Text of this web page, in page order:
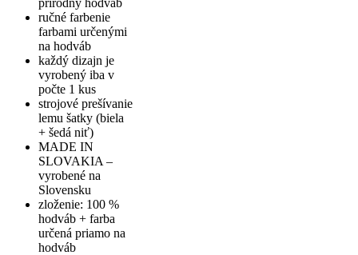
ručné farbenie
farbami určenými
na hodváb
každý dizajn je
vyrobený iba v
počte 1 kus
strojové prešívanie
lemu šatky (biela
+ šedá niť)
MADE IN
SLOVAKIA –
vyrobené na
Slovensku
zloženie: 100 %
hodváb + farba
určená priamo na
hodváb